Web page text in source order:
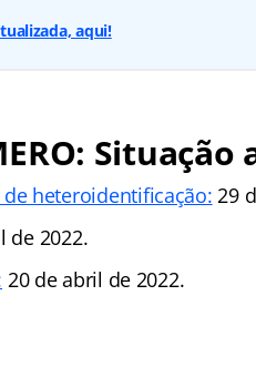
aqui!
Situação
heteroidentificação: 29
de 2022.
20 de abril de 2022.